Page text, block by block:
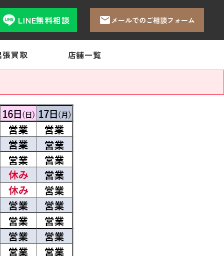
LINE無料相談 メールでのご相談フォーム
張買取 店舗一覧